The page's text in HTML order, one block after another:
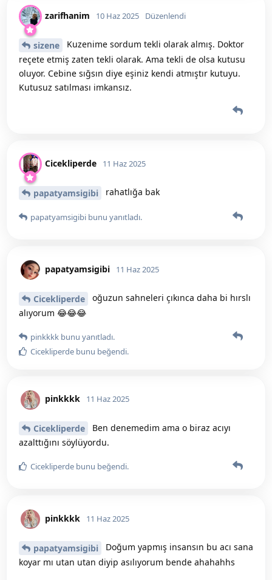
zarifhanim 10 Haz 2025 Düzenlendi
sizene
Kuzenime sordum tekli olarak almış. Doktor
reçete etmiş zaten tekli olarak. Ama tekli de olsa kutusu
oluyor. Cebine sığsın diye eşiniz kendi atmıştır kutuyu.
Kutusuz satılması imkansız.
Cicekliperde 11 Haz 2025
papatyamsigibi rahatlığa bak
papatyamsigibi bunu yanıtladı.
papatyamsigibi 11 Haz 2025
Cicekliperde
oğuzun sahneleri çıkınca daha bi hırslı
alıyorum 😂😂😂
pinkkkk bunu yanıtladı.
Cicekliperde bunu beğendi.
pinkkkk 11 Haz 2025
Cicekliperde
Ben denemedim ama o biraz acıyı
azalttığını söylüyordu.
Cicekliperde bunu beğendi.
pinkkkk 11 Haz 2025
papatyamsigibi
Doğum yapmış insansın bu acı sana
koyar mı utan utan diyip asılıyorum bende ahahahhs